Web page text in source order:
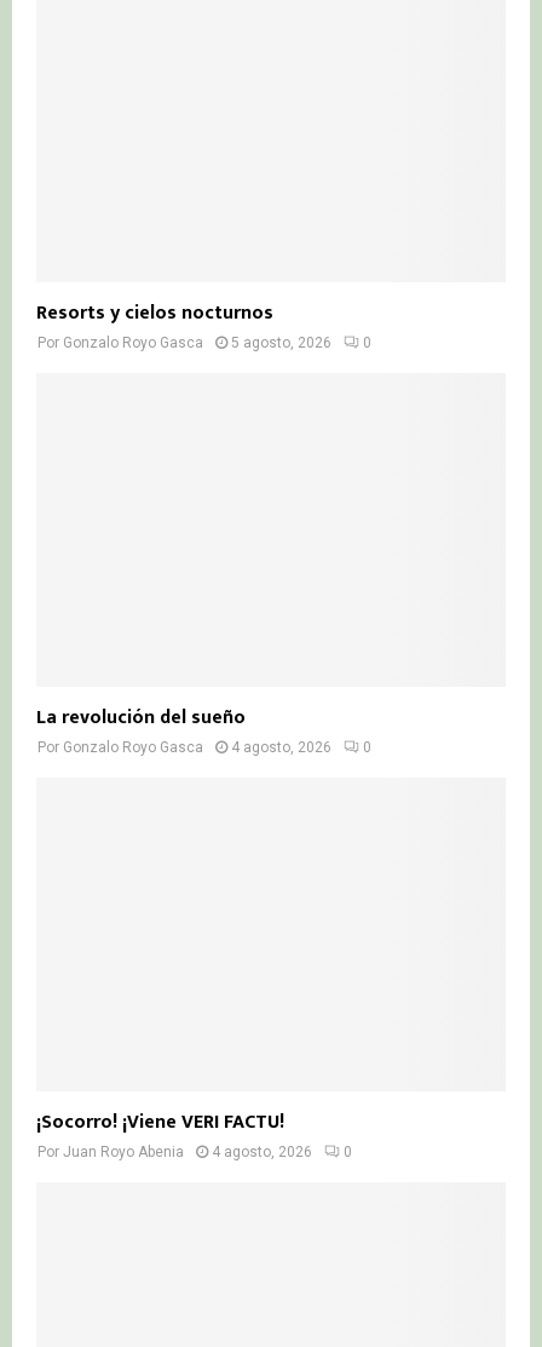
Resorts y cielos nocturnos
Por Gonzalo Royo Gasca 5 agosto, 2026 0
La revolución del sueño
Por Gonzalo Royo Gasca 4 agosto, 2026 0
¡Socorro! ¡Viene VERI FACTU!
Por Juan Royo Abenia 4 agosto, 2026 0